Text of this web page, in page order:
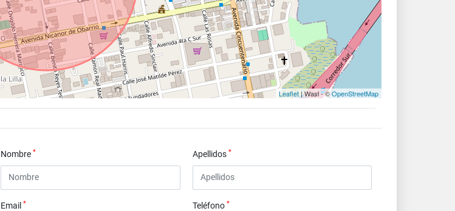
Leaflet| Wasi - ©OpenStreetMap
Nombre* Apellidos *
Email* Teléfono *